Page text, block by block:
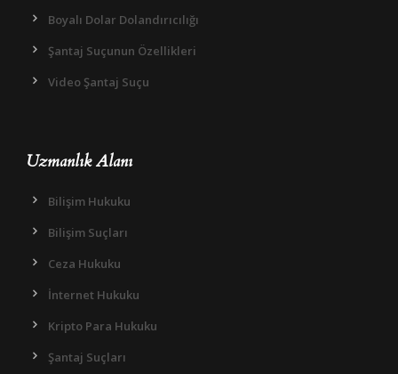
Boyalı Dolar Dolandırıcılığı
Şantaj Suçunun Özellikleri
Video Şantaj Suçu
Uzmanlık Alanı
Bilişim Hukuku
Bilişim Suçları
Ceza Hukuku
İnternet Hukuku
Kripto Para Hukuku
Şantaj Suçları